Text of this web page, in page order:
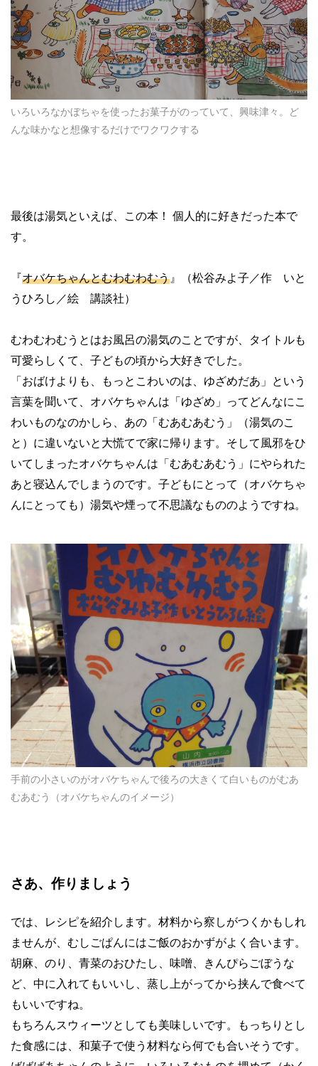
いろいろなかぼちゃを使ったお菓子がのっていて、興味津々。ど
んな味かなと想像するだけでワクワクする
最後は湯気といえば、この本！
個人的に好きだった本で
す。
『オバケちゃんとむわむわむう 』（松谷みよ子／作 いと
うひろし／絵 講談社）
むわむわむうとはお風呂の湯気のことですが、タイトルも
可愛らしくて、子どもの頃から大好きでした。
「おばけよりも、もっとこわいのは、ゆざめだあ」という
言葉を聞いて、オバケちゃんは「ゆざめ」ってどんなにこ
わいものなのかしら、あの「むあむあむう」（湯気のこ
と）に違いないと大慌てで家に帰ります。そして風邪をひ
いてしまったオバケちゃんは「むあむあむう」にやられた
あと寝込んでしまうのです。子どもにとって（オバケちゃ
んにとっても）湯気や煙って不思議なもののようですね。
手前の小さいのがオバケちゃんで後ろの大きくて白いものがむあ
むあむう（オバケちゃんのイメージ）
さあ、作りましょう
では、レシピを紹介します。材料から察しがつくかもしれ
ませんが、むしごぱんにはご飯のおかずがよく合います。
胡麻、のり、青菜のおひたし、味噌、きんぴらごぼうな
ど、中に入れてもいいし、蒸し上がってから挟んで食べて
もいいですね。
もちろんスウィーツとしても美味しいです。もっちりとし
た食感には、和菓子で使う材料なら何でも合いそうです。